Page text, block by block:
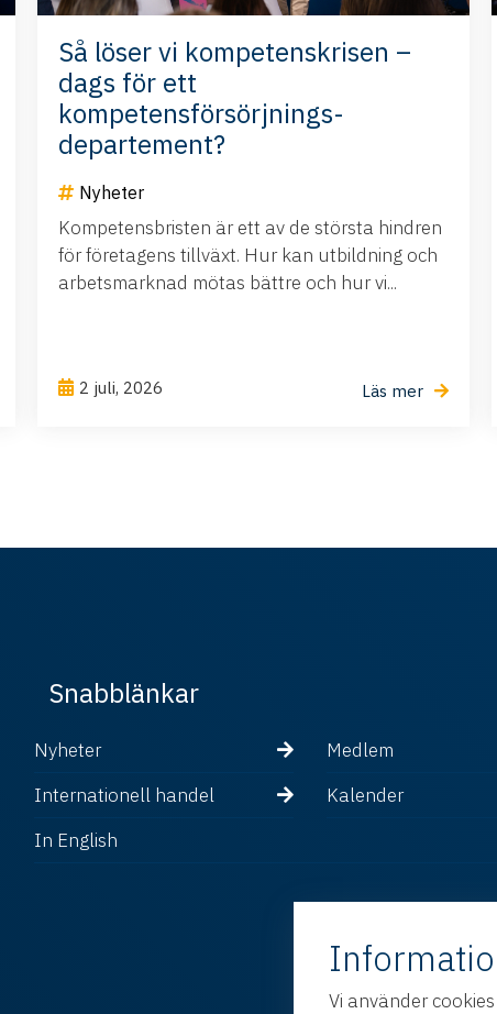
Så löser vi kompetenskrisen –
dags för ett
kompetensförsörjnings-
departement?
Nyheter
Kompetensbristen är ett av de största hindren
för företagens tillväxt. Hur kan utbildning och
arbetsmarknad mötas bättre och hur vi...
2 juli, 2026 Läs mer
Snabblänkar
Nyheter Medlem
Internationell handel
Kalender
In English
Vi använder